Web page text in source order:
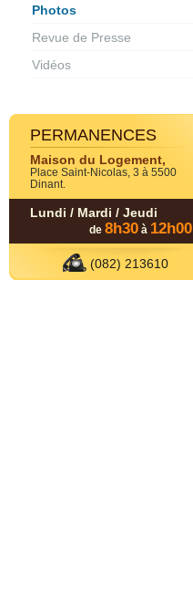
Photos
Revue de Presse
Vidéos
PERMANENCES
Maison du Logement,
Place Saint-Nicolas, 3 à 5500
Dinant.
Lundi / Mardi / Jeudi
de 8h30 à 12h00
(082) 213610